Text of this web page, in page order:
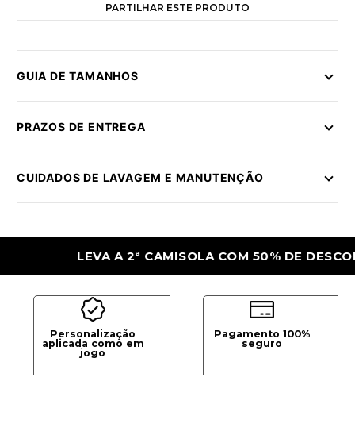
PARTILHAR ESTE PRODUTO
GUIA DE TAMANHOS
PRAZOS DE ENTREGA
CUIDADOS DE LAVAGEM E MANUTENÇÃO
LEVA A 2ª CAMISOLA COM 50% DE DESCONTO
Personalização
aplicada como em
jogo
Pagamento 100%
seguro